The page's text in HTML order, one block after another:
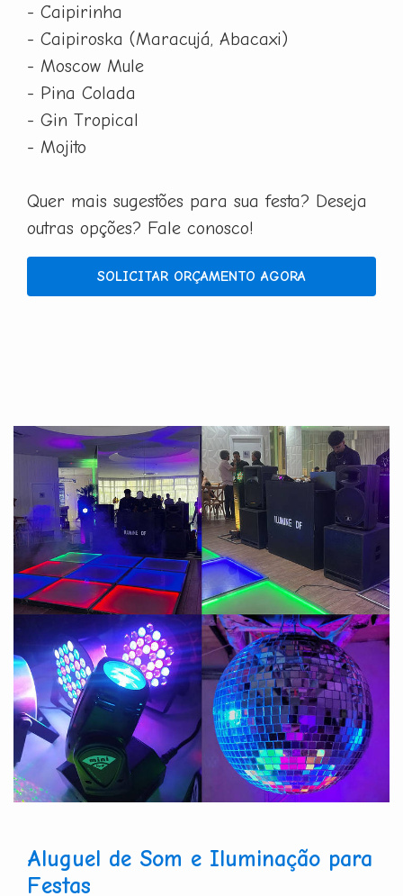
- Caipirinha
- Caipiroska (Maracujá, Abacaxi)
- Moscow Mule
- Pina Colada
- Gin Tropical
- Mojito
Quer mais sugestões para sua festa? Deseja
outras opções? Fale conosco!
SOLICITAR ORÇAMENTO AGORA
Aluguel de Som e Iluminação para
Festas